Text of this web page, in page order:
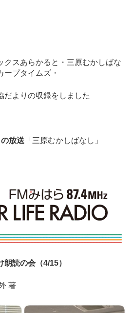
スあらかると・三原むかしばな
ープタイムズ・
よりの収録をしました
の放送 「三原むかしばなし」
読の会（4/15）
著